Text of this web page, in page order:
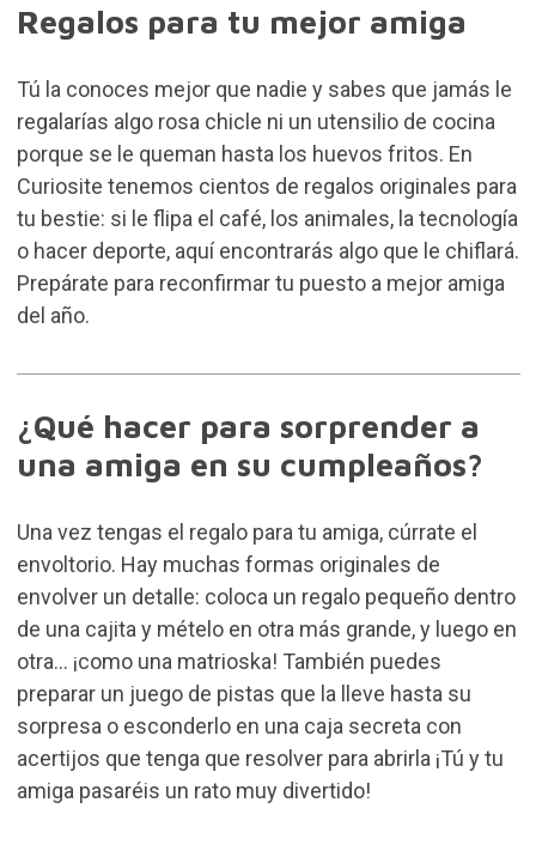
Regalos para tu mejor amiga
Tú la conoces mejor que nadie y sabes que jamás le
regalarías algo rosa chicle ni un utensilio de cocina
porque se le queman hasta los huevos fritos. En
Curiosite tenemos cientos de regalos originales para
tu bestie: si le flipa el café, los animales, la tecnología
o hacer deporte, aquí encontrarás algo que le chiflará.
Prepárate para reconfirmar tu puesto a mejor amiga
del año.
¿Qué hacer para sorprender a
una amiga en su cumpleaños?
Una vez tengas el regalo para tu amiga, cúrrate el
envoltorio. Hay muchas formas originales de
envolver un detalle: coloca un regalo pequeño dentro
de una cajita y mételo en otra más grande, y luego en
otra… ¡como una matrioska! También puedes
preparar un juego de pistas que la lleve hasta su
sorpresa o esconderlo en una caja secreta con
acertijos que tenga que resolver para abrirla ¡Tú y tu
amiga pasaréis un rato muy divertido!